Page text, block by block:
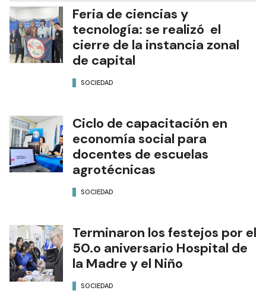
Feria de ciencias y
tecnología: se realizó el
cierre de la instancia zonal
de capital
SOCIEDAD
Ciclo de capacitación en
economía social para
docentes de escuelas
agrotécnicas
SOCIEDAD
Terminaron los festejos por el
50.o aniversario Hospital de
la Madre y el Niño
SOCIEDAD